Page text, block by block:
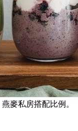
麥私房搭配比例。